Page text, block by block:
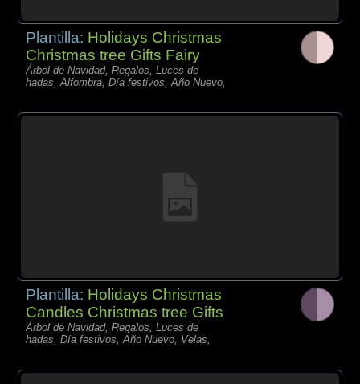
Plantilla: Holidays Christmas
Christmas tree Gifts Fairy
Árbol de Navidad, Regalos, Luces de
hadas, Alfombra, Día festivos, Año Nuevo,
Plantilla: Holidays Christmas
Candles Christmas tree Gifts
Árbol de Navidad, Regalos, Luces de
hadas, Día festivos, Año Nuevo, Velas,